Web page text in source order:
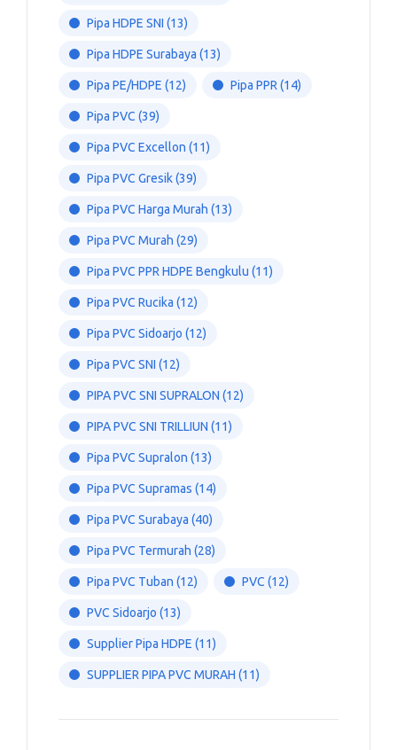
Pipa HDPE SNI (13)
Pipa HDPE Surabaya (13)
Pipa PE/HDPE (12) Pipa PPR (14)
Pipa PVC (39)
Pipa PVC Excellon (11)
Pipa PVC Gresik(39)
Pipa PVC Harga Murah (13)
Pipa PVC Murah (29)
Pipa PVC PPR HDPE Bengkulu (11)
Pipa PVC Rucika (12)
Pipa PVC Sidoarjo (12)
Pipa PVC SNI (12)
PIPA PVC SNI SUPRALON (12)
PIPA PVC SNI TRILLIUN (11)
Pipa PVC Supralon (13)
Pipa PVC Supramas (14)
Pipa PVC Surabaya (40)
Pipa PVC Termurah (28)
Pipa PVC Tuban (12) PVC (12)
PVC Sidoarjo (13)
Supplier Pipa HDPE (11)
SUPPLIER PIPA PVC MURAH (11)